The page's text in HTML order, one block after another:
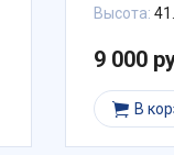
Высота:
9 000
В